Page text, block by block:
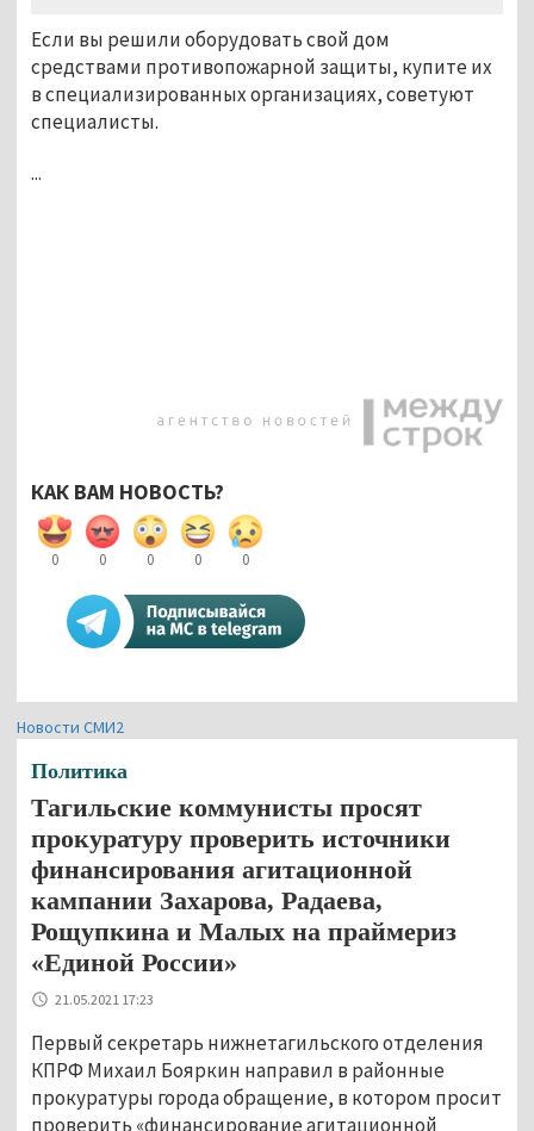
Если вы решили оборудовать свой дом
средствами противопожарной защиты, купите их
в специализированных организациях, советуют
специалисты.
...
КАК ВАМ НОВОСТЬ?
0 0 0 0 0
Новости СМИ2
Политика
Тагильские коммунисты просят
прокуратуру проверить источники
финансирования агитационной
кампании Захарова, Радаева,
Рощупкина и Малых на праймериз
«Единой России»
21.05.2021 17:23
Первый секретарь нижнетагильского отделения
КПРФ Михаил Бояркин направил в районные
прокуратуры города обращение, в котором просит
проверить «финансирование агитационной